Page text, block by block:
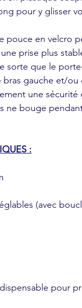
pour y glisser
pouce en velcro
prise plus
sorte que le
bras gauche et/
une sécurité
ne bouge
:
(avec
pour